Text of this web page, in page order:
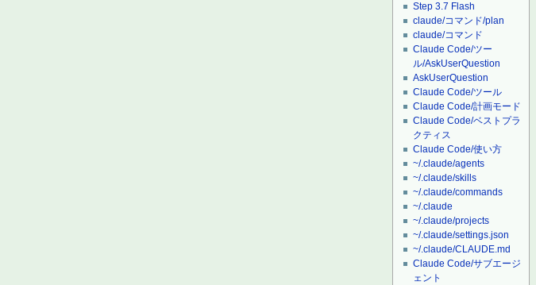
Step 3.7 Flash
claude/コマンド/plan
claude/コマンド
Claude Code/ツー
ル/AskUserQuestion
AskUserQuestion
Claude Code/ツール
Claude Code/計画モード
Claude Code/ベストプラ
クティス
Claude Code/使い方
~/.claude/agents
~/.claude/skills
~/.claude/commands
~/.claude
~/.claude/projects
~/.claude/settings.json
~/.claude/CLAUDE.md
Claude Code/サブエージ
ェント